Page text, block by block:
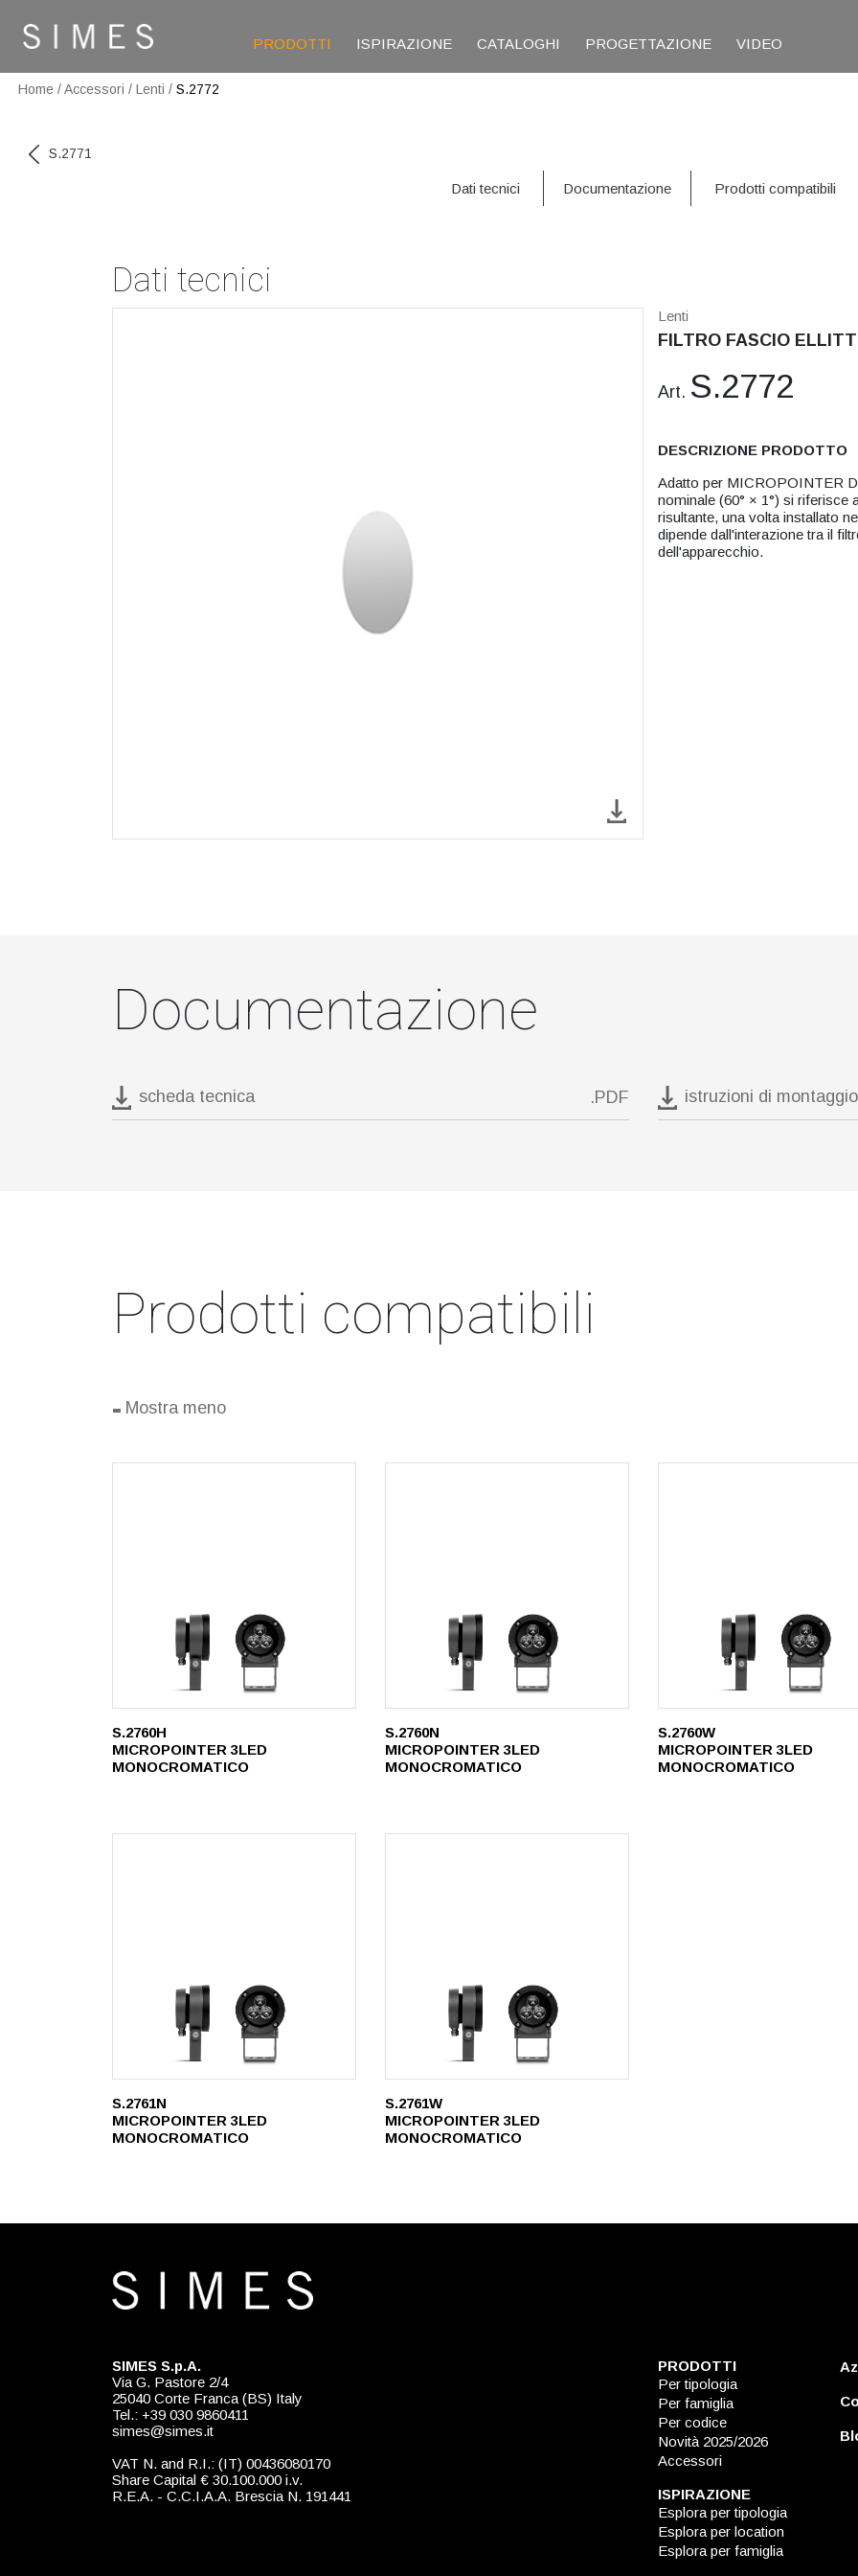
PRODOTTI ISPIRAZIONE CATALOGHI PROGETTAZIONE VIDEO
Home /Accessori / Lenti / S.2772
S.2771
Dati tecnici Documentazione Prodotti compatibili
Dati tecnici
Lenti
FILTRO FASCIO
Art. S.2772
DESCRIZIONE PRODOTTO
Adatto per MICROPOINTER
nominale (60° × 1°) si
risultante, una volta installato
dipende dall'interazione tra il
dell'apparecchio.
Documentazione
scheda tecnica .PDF istruzioni di montaggio
Prodotti compatibili
- Mostra meno
S.2760H
MICROPOINTER 3LED
MONOCROMATICO
S.2760N
MICROPOINTER 3LED
MONOCROMATICO
S.2760W
MICROPOINTER 3LED
MONOCROMATICO
S.2761N
MICROPOINTER 3LED
MONOCROMATICO
S.2761W
MICROPOINTER 3LED
MONOCROMATICO
SIMES S.p.A.
Via G. Pastore 2/4
25040 Corte Franca (BS) Italy
Tel.: +39 030 9860411
simes@simes.it
VAT N. and R.I.: (IT) 00436080170
Share Capital € 30.100.000 i.v.
R.E.A. - C.C.I.A.A. Brescia N. 191441
PRODOTTI
Per tipologia
Per famiglia
Per codice
Novità 2025/2026
Accessori
ISPIRAZIONE
Esplora per tipologia
Esplora per location
Esplora per famiglia